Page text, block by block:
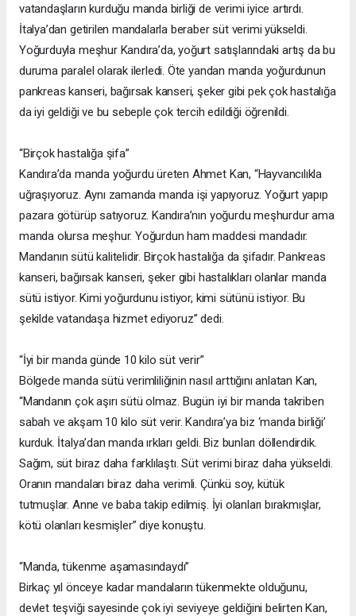
vatandaşların kurduğu manda birliği de verimi iyice artırdı.
İtalya’dan getirilen mandalarla beraber süt verimi yükseldi.
Yoğurduyla meşhur Kandıra’da, yoğurt satışlarındaki artış da bu
duruma paralel olarak ilerledi. Öte yandan manda yoğurdunun
pankreas kanseri, bağırsak kanseri, şeker gibi pek çok hastalığa
da iyi geldiği ve bu sebeple çok tercih edildiği öğrenildi.
“Birçok hastalığa şifa”
Kandıra’da manda yoğurdu üreten Ahmet Kan, “Hayvancılıkla
uğraşıyoruz. Aynı zamanda manda işi yapıyoruz. Yoğurt yapıp
pazara götürüp satıyoruz. Kandıra’nın yoğurdu meşhurdur ama
manda olursa meşhur. Yoğurdun ham maddesi mandadır.
Mandanın sütü kalitelidir. Birçok hastalığa da şifadır. Pankreas
kanseri, bağırsak kanseri, şeker gibi hastalıkları olanlar manda
sütü istiyor. Kimi yoğurdunu istiyor, kimi sütünü istiyor. Bu
şekilde vatandaşa hizmet ediyoruz” dedi.
“İyi bir manda günde 10 kilo süt verir”
Bölgede manda sütü verimliliğinin nasıl arttığını anlatan Kan,
“Mandanın çok aşırı sütü olmaz. Bugün iyi bir manda takriben
sabah ve akşam 10 kilo süt verir. Kandıra’ya biz ‘manda birliği’
kurduk. İtalya’dan manda ırkları geldi. Biz bunları döllendirdik.
Sağım, süt biraz daha farklılaştı. Süt verimi biraz daha yükseldi.
Oranın mandaları biraz daha verimli. Çünkü soy, kütük
tutmuşlar. Anne ve baba takip edilmiş. İyi olanları bırakmışlar,
kötü olanları kesmişler” diye konuştu.
“Manda, tükenme aşamasındaydı”
Birkaç yıl önceye kadar mandaların tükenmekte olduğunu,
devlet teşviği sayesinde çok iyi seviyeye geldiğini belirten Kan,